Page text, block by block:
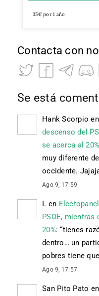
35€ por 1 año
Contacta con
Se está
Hank Scorpio en
descenso del
se acerca al 20%
muy diferente
occidente.
Ago 9, 17:59
I. en
PSOE, mientras
20%: “tienes
dentro… un
pobres tiene
Ago 9, 17:57
San Pito Pato en